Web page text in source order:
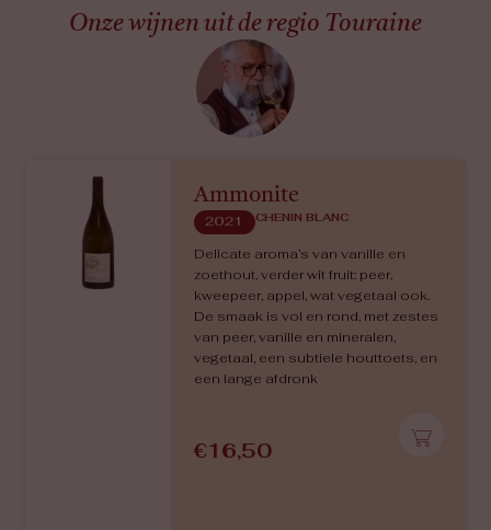
Onze wijnen uit de regio Touraine
Ammonite
2021 CHENIN BLANC
Delicate aroma’s van vanille en
zoethout, verder wit fruit: peer,
kweepeer, appel, wat vegetaal ook.
De smaak is vol en rond, met zestes
van peer, vanille en mineralen,
vegetaal, een subtiele houttoets, en
een lange afdronk
€16,50